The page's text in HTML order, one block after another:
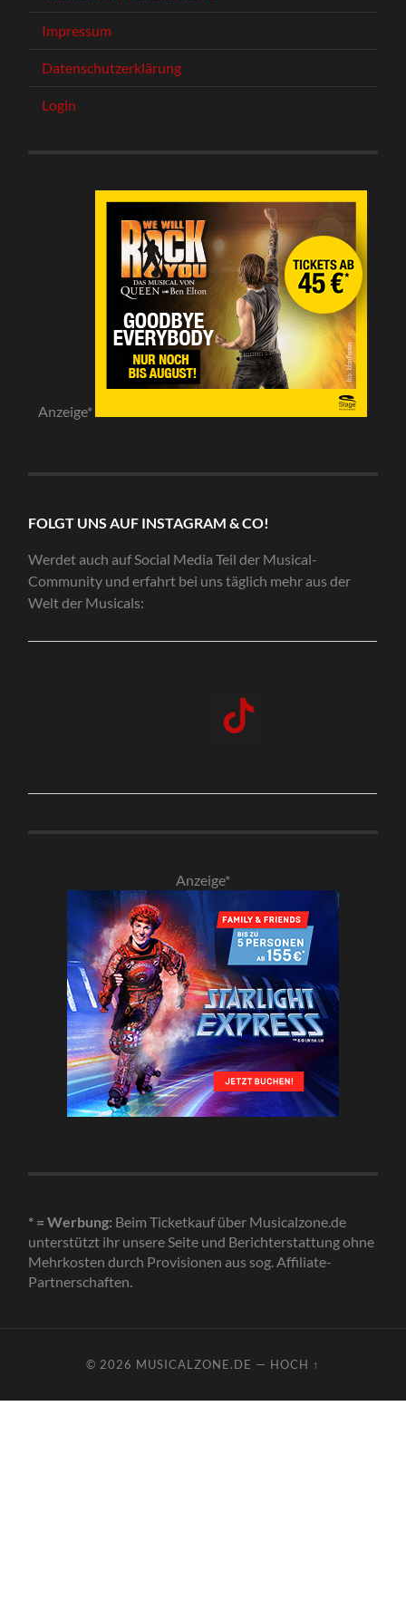
Impressum
Datenschutzerklärung
Login
Anzeige*
FOLGT UNS AUF INSTAGRAM & CO!
Werdet auch auf Social Media Teil der Musical-
Community und erfahrt bei uns täglich mehr aus der
Welt der Musicals:
Anzeige*
* = Werbung: Beim Ticketkauf über Musicalzone.de
unterstützt ihr unsere Seite und Berichterstattung ohne
Mehrkosten durch Provisionen aus sog. Affiliate-
Partnerschaften.
© 2026 MUSICALZONE.DE — HOCH ↑